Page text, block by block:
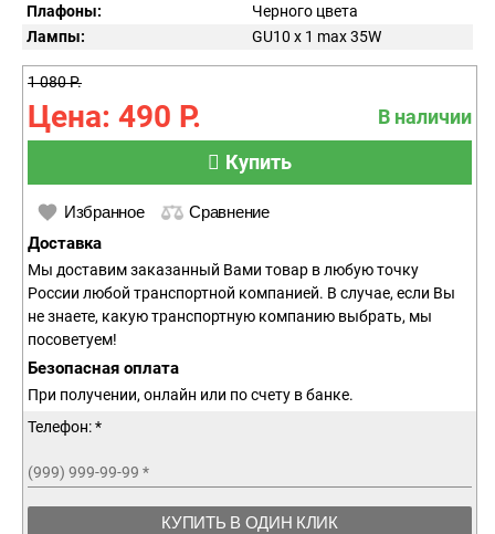
Плафоны:
Черного цвета
Лампы:
GU10 x 1 max 35W
1 080 Р.
Цена: 490 Р.
В наличии
Купить
Избранное Сравнение
Доставка
Мы доставим заказанный Вами товар в любую точку
России любой транспортной компанией. В случае, если Вы
не знаете, какую транспортную компанию выбрать, мы
посоветуем!
Безопасная оплата
При получении, онлайн или по счету в банке.
Телефон: *
(999) 999-99-99 *
КУПИТЬ В ОДИН КЛИК